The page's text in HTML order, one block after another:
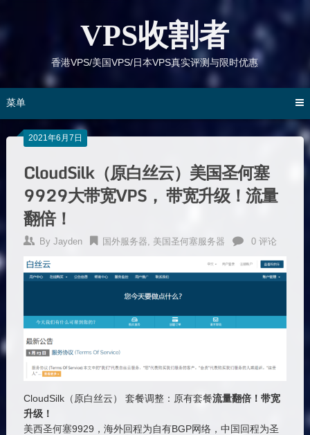
VPS收割者
香港VPS/美国VPS/日本VPS真实评测与限时优惠
菜单
2021年6月7日
CloudSilk（原白丝云）美国圣何塞
9929大带宽VPS， 带宽升级！流量
翻倍！
By Jayden 国外服务器, 美国圣何塞服务器 0 评论
CloudSilk（原白丝云） 套餐调整：原有套餐流量翻倍！带宽
升级！
美西圣何塞9929，海外回程为自有BGP网络，中国回程为圣